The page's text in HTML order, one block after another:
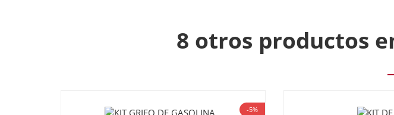
8 otros productos
-5%